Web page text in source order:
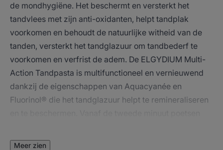
de mondhygiëne. Het beschermt en versterkt het
tandvlees met zijn anti-oxidanten, helpt tandplak
voorkomen en behoudt de natuurlijke witheid van de
tanden, versterkt het tandglazuur om tandbederf te
voorkomen en verfrist de adem. De ELGYDIUM Multi-
Action Tandpasta is multifunctioneel en vernieuwend
dankzij de eigenschappen van Aquacyanée en
Fluorinol® die het tandglazuur helpt te remineraliseren
aan het glazuur bindt in vergelijking met een standaard
Meer zien